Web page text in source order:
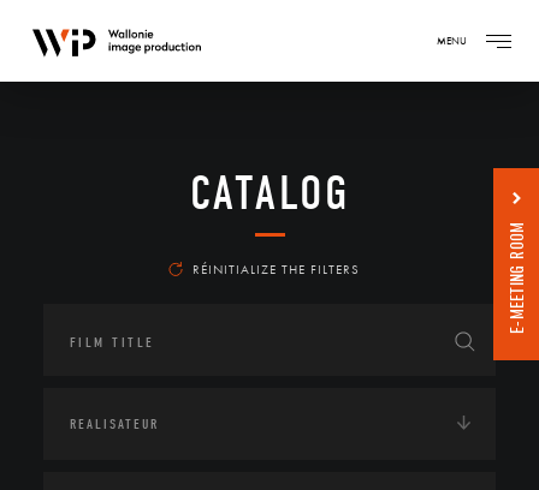
MENU
CATALOG
RÉINITIALIZE THE FILTERS E-MEETING ROOM